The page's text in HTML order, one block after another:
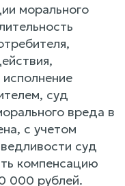
морального
суд
вреда в
с учетом
суд
компенсацию
000 рублей.